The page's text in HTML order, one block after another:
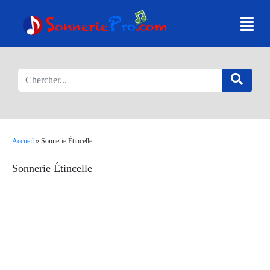
Accueil » Sonnerie Étincelle
Sonnerie Étincelle